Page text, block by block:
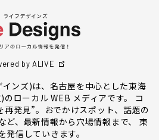
by ALIVE
ンズ)は、名古屋を中心とした東海
ローカル WEB メディアです。 コ
再発見”。おでかけスポット、話題の
ど、最新情報から穴場情報まで、 東
信していきます。